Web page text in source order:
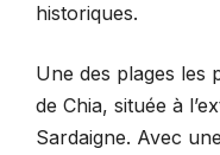
historiques.
Une des plages les
de Chia, située à
Sardaigne. Avec